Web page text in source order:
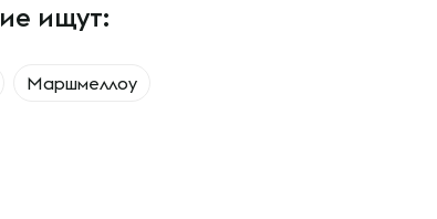
ищут:
Маршмеллоу